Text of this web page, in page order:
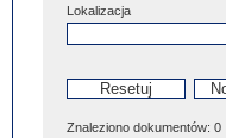
Lokalizacja
Znaleziono dokumentów: 0